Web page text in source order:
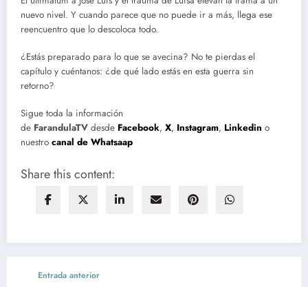
nuevo nivel. Y cuando parece que no puede ir a más, llega ese
reencuentro que lo descoloca todo.
¿Estás preparado para lo que se avecina? No te pierdas el
capítulo y cuéntanos: ¿de qué lado estás en esta guerra sin
retorno?
Sigue toda la información
de FarandulaTV desde Facebook, X, Instagram, Linkedin o
nuestro canal de Whatsaap
Share this content:
Entrada anterior